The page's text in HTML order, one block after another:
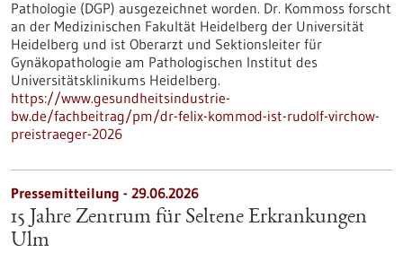
Pathologie (DGP) ausgezeichnet worden. Dr. Kommoss forscht
an der Medizinischen Fakultät Heidelberg der Universität
Heidelberg und ist Oberarzt und Sektionsleiter für
Gynäkopathologie am Pathologischen Institut des
Universitätsklinikums Heidelberg.
https://www.gesundheitsindustrie-
bw.de/fachbeitrag/pm/dr-felix-kommod-ist-rudolf-virchow-
preistraeger-2026
Pressemitteilung - 29.06.2026
15 Jahre Zentrum für Seltene Erkrankungen
Ulm